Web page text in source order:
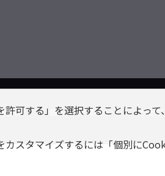
方針 個人情報の取扱い ウェ
可する」を選択することによって
スタマイズするには「個別に